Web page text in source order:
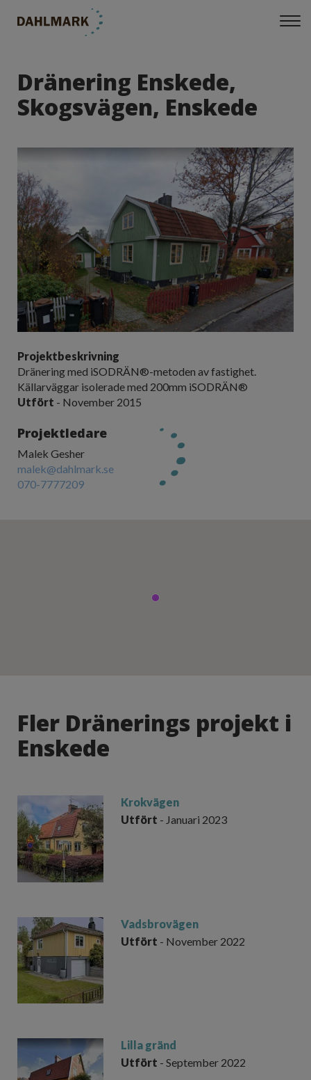
Dränering Enskede,
Skogsvägen, Enskede
Projektledare
Malek Gesher
malek@dahlmark.se
070-7777209
Projektbeskrivning
Dränering med iSODRÄN®-metoden av fastighet.
Källarväggar isolerade med 200mm iSODRÄN®
Utfört - November 2015
Fler Dränerings projekt i
Enskede
Krokvägen
Utfört - Januari 2023
Vadsbrovägen
Utfört - November 2022
Lilla gränd
Utfört - September 2022